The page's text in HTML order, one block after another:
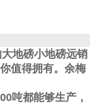
地磅小地磅远销
值得拥有。 余梅
吨都能够生产，